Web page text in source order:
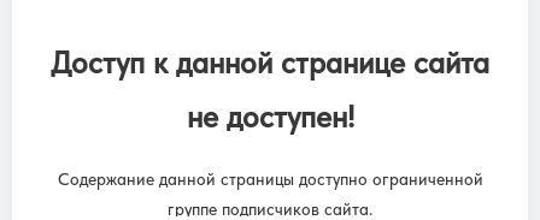
Доступ к данной странице сайта
не доступен!
Содержание данной страницы доступно ограниченной
группе подписчиков сайта.